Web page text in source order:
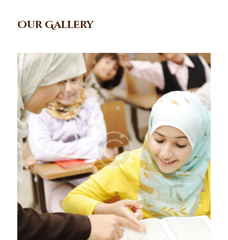
Our Gallery